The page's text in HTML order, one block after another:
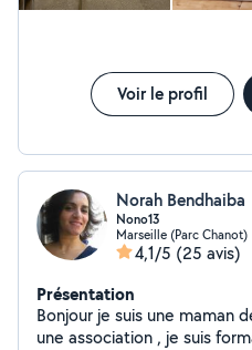
Voir le profil
Norah Bendhaiba
Nono13
Marseille (Parc Chanot)
4,1/5 (25 avis)
Présentation
Bonjour je suis une maman
une association , je suis